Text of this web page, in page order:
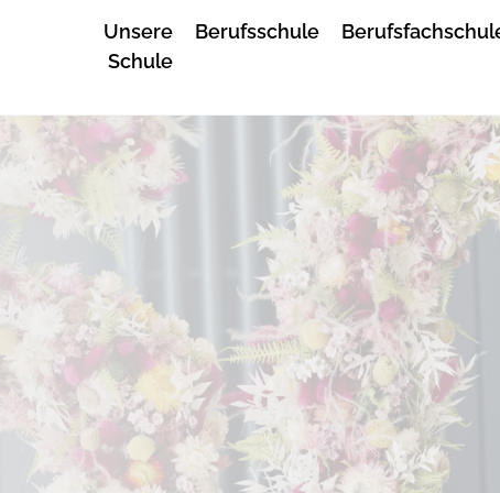
Unsere
Schule
Berufsschule